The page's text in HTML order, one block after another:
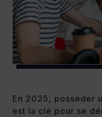
En 2025, posséder
est la clé pour se